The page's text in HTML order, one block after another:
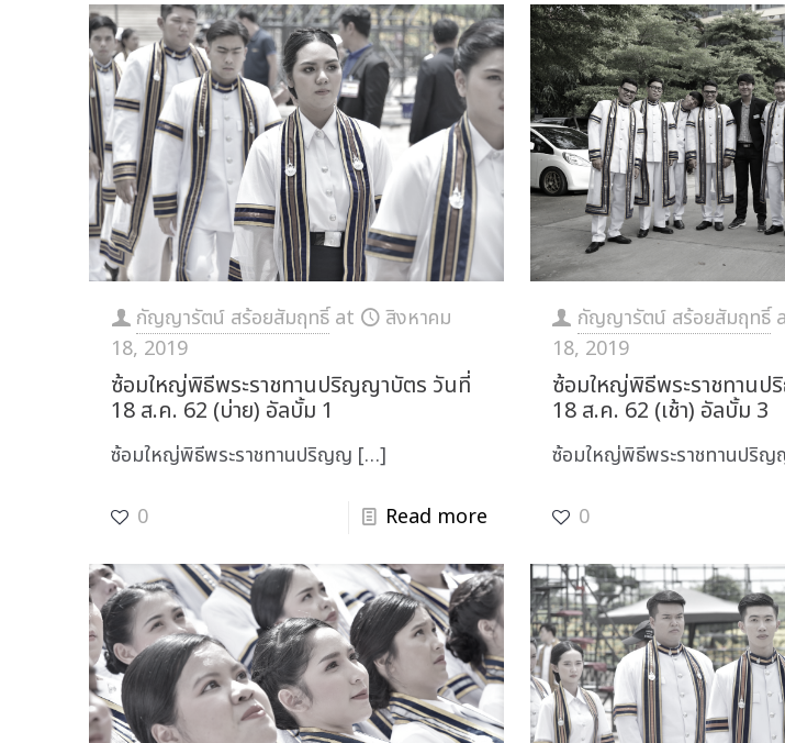
กัญญารัตน์ สร้อยสัมฤทธิ์ at
สิงหาคม
18, 2019
ซ้อมใหญ่พิธีพระราชทานปริญญาบัตร วันที่
18 ส.ค. 62 (บ่าย) อัลบั้ม 1
ซ้อมใหญ่พิธีพระราชทานปริญญ […]
0 Read more
กัญญารัตน์ สร้อยสัมฤทธิ์
18, 2019
ซ้อมใหญ่พิธีพระราชทาน
18 ส.ค. 62 (เช้า) อัลบั้ม 3
ซ้อมใหญ่พิธีพระราชทานปริ
0